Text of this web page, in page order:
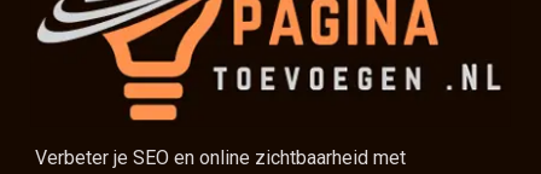
Verbeter je SEO en online zichtbaarheid met